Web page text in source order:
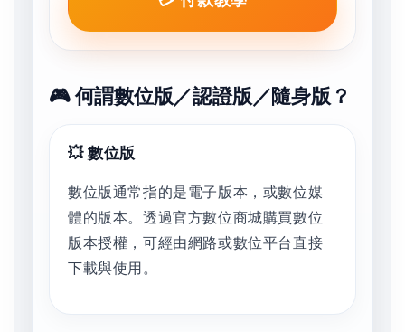
🎮 何謂數位版／認證版／隨身版？
💥 數位版
數位版通常指的是電子版本，或數位媒
體的版本。透過官方數位商城購買數位
版本授權，可經由網路或數位平台直接
下載與使用。